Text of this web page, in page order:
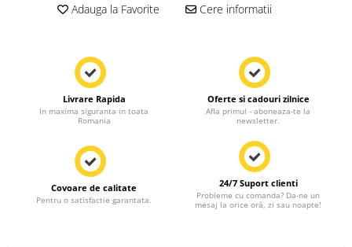
Adauga la Favorite Cere informatii
Livrare Rapida
In maxima siguranta in toata
Romania
Oferte si cadouri zilnice
Afla primul - aboneaza-te la
newsletter.
Covoare de calitate
Pentru o satisfactie garantata.
24/7 Suport clienti
Probleme cu comanda? Da-ne un
mesaj la orice oră, zi sau noapte!